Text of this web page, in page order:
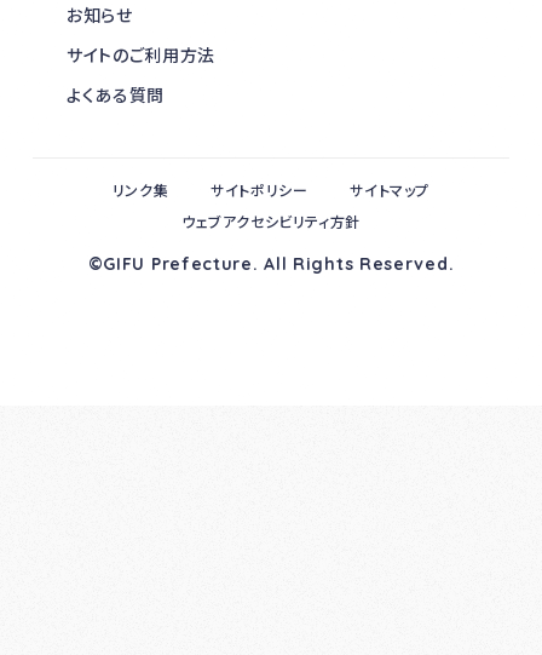
お知らせ
サイトのご利用方法
よくある質問
©GIFU Prefecture. All Rights Reserved.
リンク集 サイトポリシー
サイトマップ
ウェブアクセシビリティ方針